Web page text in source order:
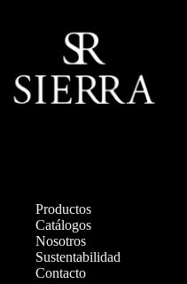
Productos
Catálogos
Nosotros
Sustentabilidad
Contacto